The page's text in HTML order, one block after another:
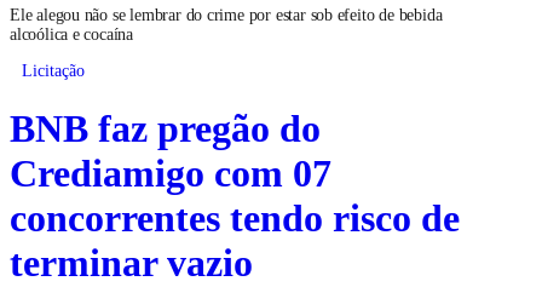
Ele alegou não se lembrar do crime por estar sob efeito de bebida
alcoólica e cocaína
Licitação
BNB faz pregão do
Crediamigo com 07
concorrentes tendo risco de
terminar vazio